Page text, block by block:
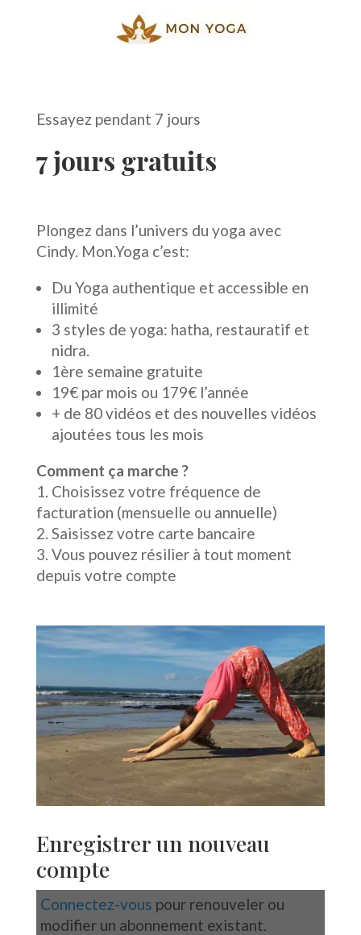
Essayez pendant 7 jours
7 jours gratuits
Plongez dans l’univers du yoga avec
Cindy. Mon.Yoga c’est:
Du Yoga authentique et accessible en
illimité
3 styles de yoga: hatha, restauratif et
nidra.
1ère semaine gratuite
19€ par mois ou 179€ l’année
+ de 80 vidéos et des nouvelles vidéos
ajoutées tous les mois
Comment ça marche ?
Choisissez votre fréquence de
facturation (mensuelle ou annuelle)
Saisissez votre carte bancaire
Vous pouvez résilier à tout moment
depuis votre compte
Enregistrer un nouveau
compte
Connectez-vous pour renouveler ou
modifier un abonnement existant.